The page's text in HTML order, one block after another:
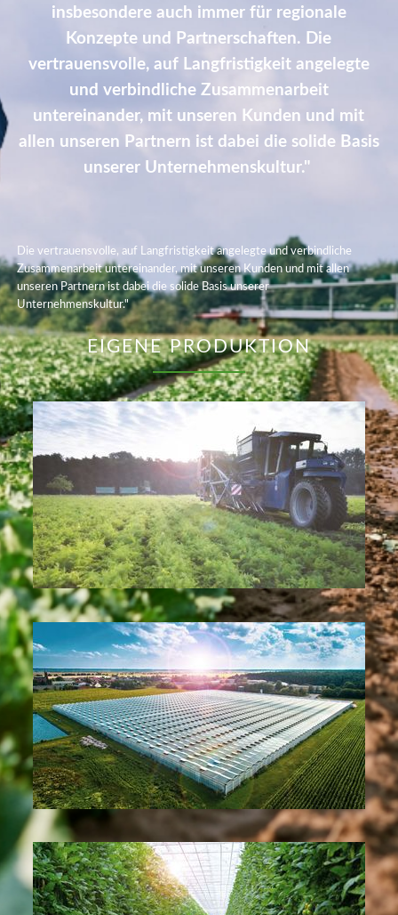
insbesondere auch immer für regionale
Konzepte und Partnerschaften. Die
vertrauensvolle, auf Langfristigkeit angelegte
und verbindliche Zusammenarbeit
untereinander, mit unseren Kunden und mit
allen unseren Partnern ist dabei die solide Basis
unserer Unternehmenskultur."
Die vertrauensvolle, auf Langfristigkeit angelegte und verbindliche
Zusammenarbeit untereinander, mit unseren Kunden und mit allen
unseren Partnern ist dabei die solide Basis unserer
Unternehmenskultur."
EIGENE PRODUKTION